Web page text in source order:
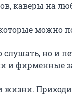
каверы на
можно
но и
и фирменные